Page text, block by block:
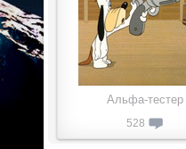
Альфа-тестер
528